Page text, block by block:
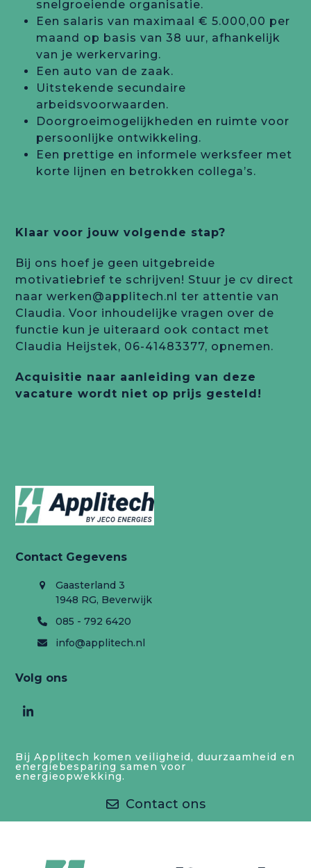
snelgroeiende organisatie.
Een salaris van maximaal € 5.000,00 per
maand op basis van 38 uur, afhankelijk
van je werkervaring.
Een auto van de zaak.
Uitstekende secundaire
arbeidsvoorwaarden.
Doorgroeimogelijkheden en ruimte voor
persoonlijke ontwikkeling.
Een prettige en informele werksfeer met
korte lijnen en betrokken collega’s.
Klaar voor jouw volgende stap?
Bij ons hoef je geen uitgebreide
motivatiebrief te schrijven! Stuur je cv direct
naarwerken@applitech.nl ter attentie van
Claudia. Voor inhoudelijke vragen over de
functie kun je uiteraard ook contact met
Claudia Heijstek, 06-41483377, opnemen.
Acquisitie naar aanleiding van deze
vacature wordt niet op prijs gesteld!
Contact Gegevens
Gaasterland 3
1948 RG, Beverwijk
085 - 792 6420
info@applitech.nl
Volg ons
LinkedIn
Bij Applitech komen veiligheid, duurzaamheid en
energiebesparing samen voor
energieopwekking.
Contact ons